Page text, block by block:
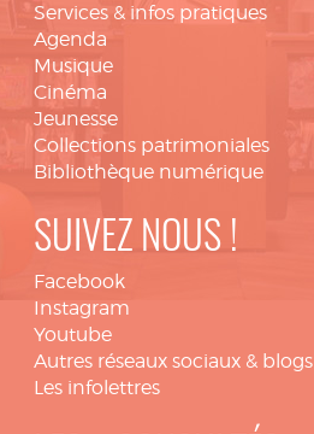
Services & infos pratiques
Agenda
Musique
Cinéma
Jeunesse
Collections patrimoniales
Bibliothèque numérique
SUIVEZ NOUS !
Facebook
Instagram
Youtube
Autres réseaux sociaux & blogs
Les infolettres